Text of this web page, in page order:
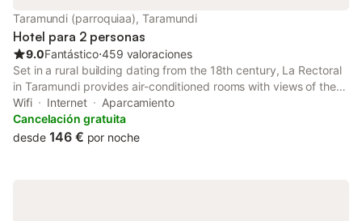
Taramundi (parroquiaa), Taramundi
Hotel para 2 personas
9.0Fantástico⋅459 valoraciones
Set in a rural building dating from the 18th century, La Rectoral
in Taramundi provides air-conditioned rooms with views of the
surrounding landscape. Rustic-style rooms in La Rectoral
feature a balcony and a flat-screen TV.
Wifi Internet
Aparcamiento
Cancelación gratuita
desde 146 € por noche